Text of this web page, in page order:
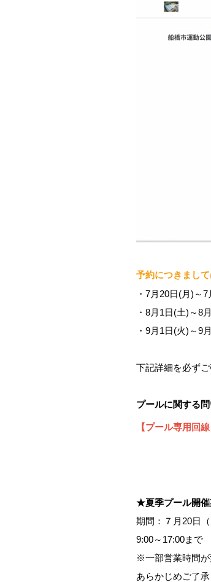
予約につきまして
・7月20日(月)～
・8月1日(土)～8
・9月1日(火)～9
下記詳細を必ずご
プールに関する
【プール専用回線
★夏季プール開
期間：７月20日
9:00～17:00まで
※一部営業時間が
あらかじめご了承